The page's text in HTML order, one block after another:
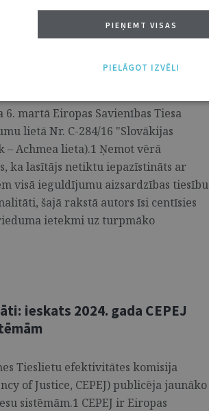
tagad viss ir skaidrs?
6. martā Eiropas Savienības Tiesa
lietā Nr. C-284/16 "Slovākijas
Achmea lieta).1 Ņemot vērā
ka lasītājs netiktu iepazīstināts ar
visā ieguldījumu aizsardzības tiesību
šajā rakstā autors īsi centīsies
ietekmi uz turpmāko
ieskats 2024. gada CEPEJ
Tieslietu efektivitātes komisija
of Justice, CEPEJ) publicēja jaunāko
sistēmām.1 CEPEJ ir Eiropas
PIEŅEMT VISAS
PIELĀGOT IZVĒLI